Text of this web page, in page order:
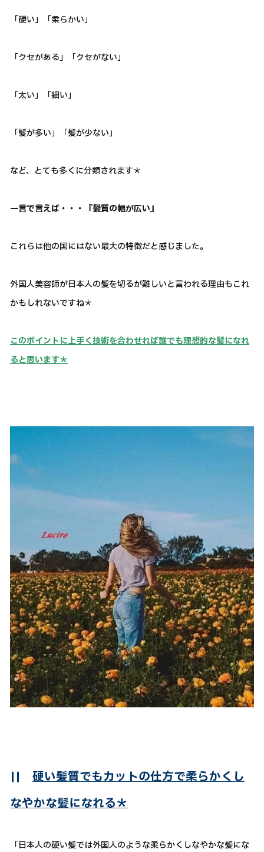
「硬い」「柔らかい」
「クセがある」「クセがない」
「太い」「細い」
「髪が多い」「髪が少ない」
など、とても多くに分類されます＊
一言で言えば・・・『髪質の幅が広い』
これらは他の国にはない最大の特徴だと感じました。
外国人美容師が日本人の髪を切るが難しいと言われる理由もこれ
かもしれないですね＊
このポイントに上手く技術を合わせれば誰でも理想的な髪になれ
ると思います＊
|| 硬い髪質でもカットの仕方で柔らかくし
なやかな髪になれる＊
「日本人の硬い髪では外国人のような柔らかくしなやかな髪にな